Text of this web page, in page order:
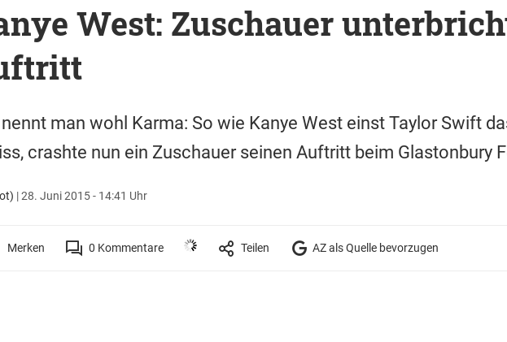
West: Zuschauer
nennt man wohl Karma: So wie Kanye West einst Taylor Swift
crashte nun ein Zuschauer seinen Auftritt beim Glastonbury
|28. Juni 2015 - 14:41 Uhr
Merken 0 Kommentare Teilen AZ als Quelle bevorzugen